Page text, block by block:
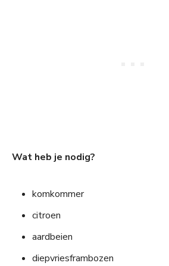
Wat heb je nodig?
komkommer
citroen
aardbeien
diepvriesframbozen